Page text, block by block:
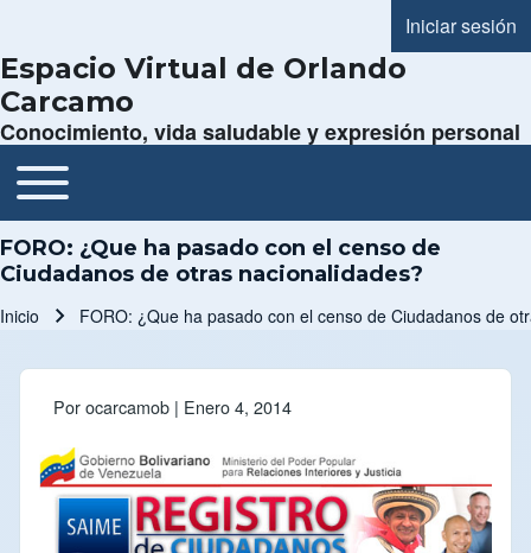
Menú de
Iniciar sesión
Espacio Virtual de Orlando
Carcamo
Conocimiento, vida saludable y expresión personal
Navegación principal
Toggle main menu
FORO: ¿Que ha pasado con el censo de
Ciudadanos de otras nacionalidades?
Inicio FORO: ¿Que ha pasado con el censo de Ciudadanos de
Porocarcamob | Enero 4, 2014